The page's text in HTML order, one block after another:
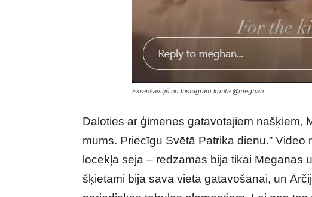
Ekrānšāviņš no Instagram konta @meghan
Daloties ar ģimenes gatavotajiem našķiem,
mums. Priecīgu Svētā Patrika dienu.”
locekļa seja – redzamas bija tikai Meganas
šķietami bija sava vieta gatavošanai, un